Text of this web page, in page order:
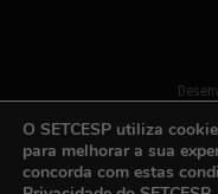
O SETCESP utiliza
para melhorar a sua
concorda com estas